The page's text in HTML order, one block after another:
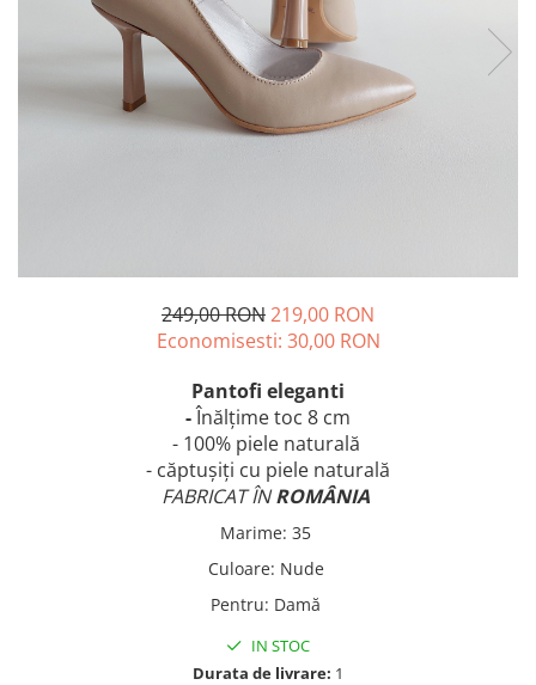
249,00 RON219,00 RON
Economisesti: 30,00 RON
Pantofi eleganti
-Înălțimetoc 8 cm
- 100% piele naturală
- căptușiți cu piele naturală
FABRICAT ÎN ROMÂNIA
Marime: 35
Culoare: Nude
Pentru: Damă
IN STOC
Durata de livrare: 1